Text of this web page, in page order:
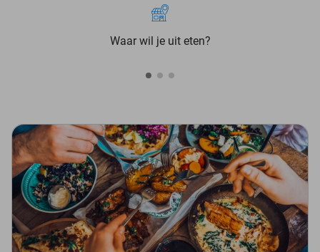
Waar wil je uit eten?